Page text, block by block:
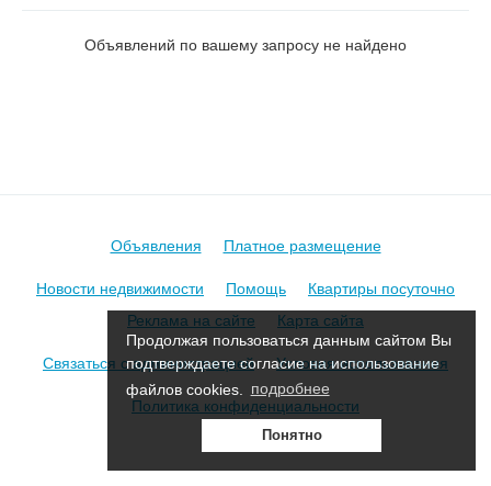
Продолжая пользоваться данным сайтом Вы
подтверждаете согласие на использование
файлов cookies.
подробнее
Понятно
Объявлений по вашему запросу не найдено
Объявления
Платное размещение
Новости недвижимости
Помощь
Квартиры посуточно
Реклама на сайте
Карта сайта
Связаться с администрацией
Условия использования
Политика конфиденциальности